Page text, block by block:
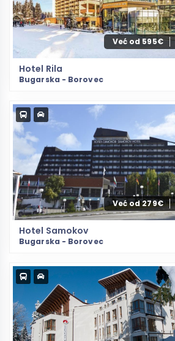
Već od 595€
Hotel Rila
Bugarska - Borovec
Već od 279€
Hotel Samokov
Bugarska - Borovec